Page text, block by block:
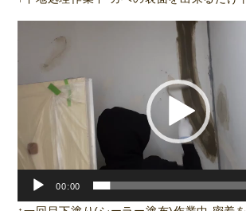
レ
ー
00:00